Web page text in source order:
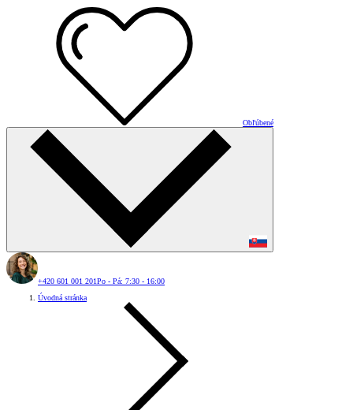
Obľúbené
+420 601 001 201Po - Pá: 7:30 - 16:00
Úvodná stránka